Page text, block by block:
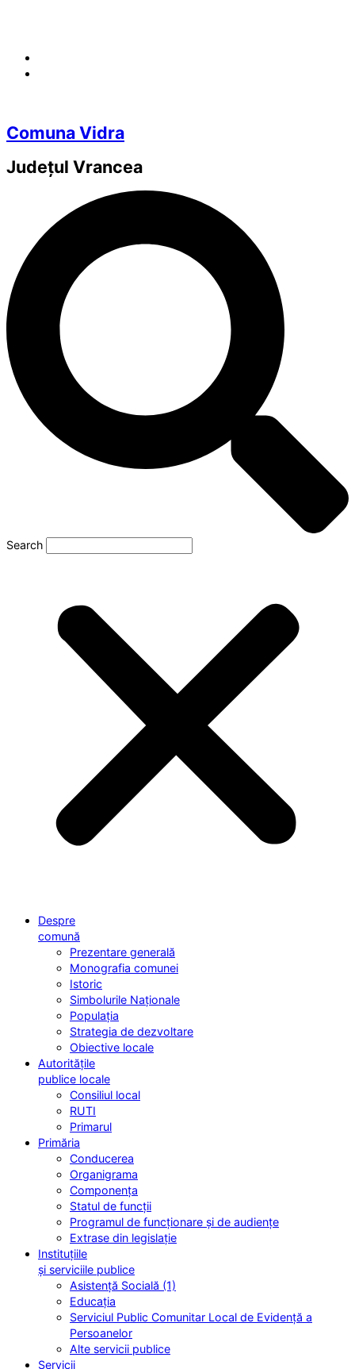
Comuna Vidra
Județul Vrancea
Search
Despre
comună
Prezentare generală
Monografia comunei
Istoric
Simbolurile Naționale
Populația
Strategia de dezvoltare
Obiective locale
Autoritățile
publice locale
Consiliul local
RUTI
Primarul
Primăria
Conducerea
Organigrama
Componența
Statul de funcții
Programul de funcționare și de audiențe
Extrase din legislație
Instituțiile
și serviciile publice
Asistență Socială (1)
Educația
Serviciul Public Comunitar Local de Evidență a
Persoanelor
Alte servicii publice
Servicii